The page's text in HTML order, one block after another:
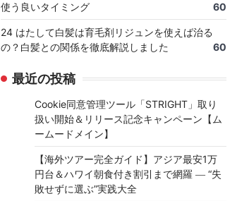
使う良いタイミング
60
24 はたして白髪は育毛剤リジュンを使えば治る
の？白髪との関係を徹底解説しました
60
最近の投稿
Cookie同意管理ツール「STRIGHT」取り
扱い開始＆リリース記念キャンペーン【ム
ームードメイン】
【海外ツアー完全ガイド】アジア最安1万
円台＆ハワイ朝食付き割引まで網羅 ― “失
敗せずに選ぶ”実践大全